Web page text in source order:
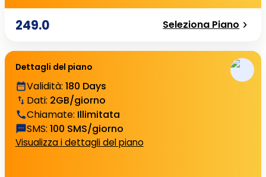
249.0 Seleziona Piano
Dettagli del piano
Validità: 180 Days
Dati: 2GB/giorno
Chiamate: Illimitata
SMS: 100 SMS/giorno
Visualizza i dettagli del piano